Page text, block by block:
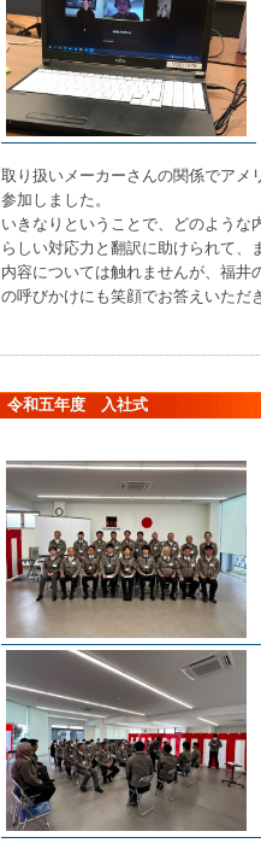
取り扱いメーカーさんの関係でアメ
参加しました。
いきなりということで、どのような
らしい対応力と翻訳に助けられて、
内容については触れませんが、福井
の呼びかけにも笑顔でお答えいただ
令和五年度 入社式